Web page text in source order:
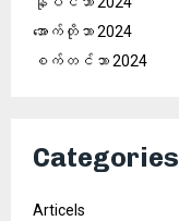
အောက်တိုဘာ 2024
စက်တင်ဘာ 2024
Categories
Articels